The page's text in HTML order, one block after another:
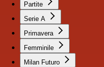
Partite
Serie A
Primavera
Femminile
Milan Futuro